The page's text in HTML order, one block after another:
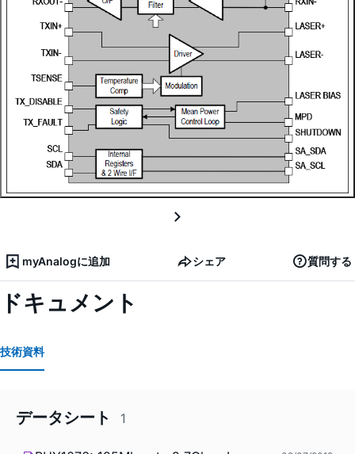
myAnalogに追加 シェア 質問する
ドキュメント
技術資料
データシート 1